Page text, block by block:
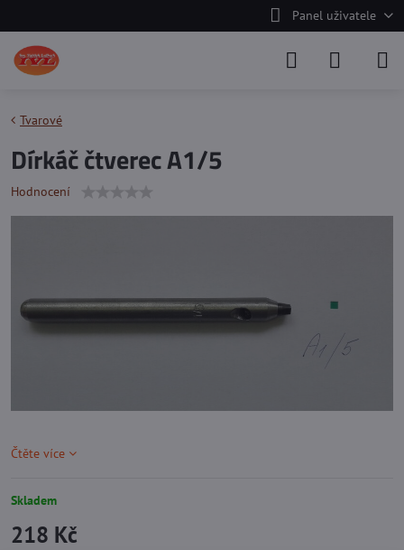
Panel uživatele
Tvarové
Dírkáč čtverec A1/5
Hodnocení
Čtěte více
Skladem
218 Kč